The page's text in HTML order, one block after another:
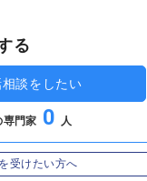
る
相談をしたい
専門家 0 人
受けたい方へ